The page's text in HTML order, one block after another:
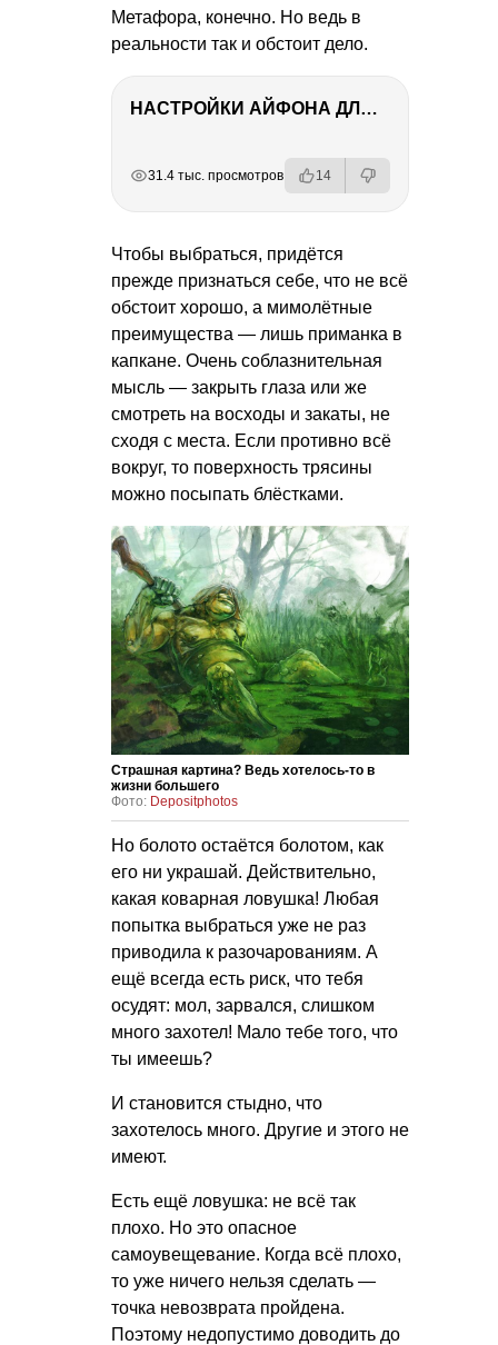
Метафора, конечно. Но ведь в
реальности так и обстоит дело.
НАСТРОЙКИ АЙФОНА ДЛЯ ФОТО И ВИДЕО
31.4 тыс. просмотров 14
Чтобы выбраться, придётся
прежде признаться себе, что не всё
обстоит хорошо, а мимолётные
преимущества — лишь приманка в
капкане. Очень соблазнительная
мысль — закрыть глаза или же
смотреть на восходы и закаты, не
сходя с места. Если противно всё
вокруг, то поверхность трясины
можно посыпать блёстками.
Страшная картина? Ведь хотелось-то в
жизни большего
Фото: Depositphotos
Но болото остаётся болотом, как
его ни украшай. Действительно,
какая коварная ловушка! Любая
попытка выбраться уже не раз
приводила к разочарованиям. А
ещё всегда есть риск, что тебя
осудят: мол, зарвался, слишком
много захотел! Мало тебе того, что
ты имеешь?
И становится стыдно, что
захотелось много. Другие и этого не
имеют.
Есть ещё ловушка: не всё так
плохо. Но это опасное
самоувещевание. Когда всё плохо,
то уже ничего нельзя сделать —
точка невозврата пройдена.
Поэтому недопустимо доводить до